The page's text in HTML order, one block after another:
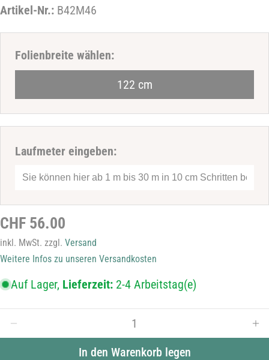
Artikel-Nr.: B42M46
Folienbreite wählen:
122 cm
Laufmeter eingeben:
Regulärer
Preis
CHF 56.00
inkl. MwSt. zzgl. Versand
Weitere Infos zu unseren Versandkosten
Auf Lager, Lieferzeit: 2-4 Arbeitstag(e)
Menge für Sichtschutzfolie B42M46 verringern
In den Warenkorb legen
Ihr
Adresse
Telefonnummer
Die mit * gekennzeichneten Felder sind Pflichtfelder.
Frage senden